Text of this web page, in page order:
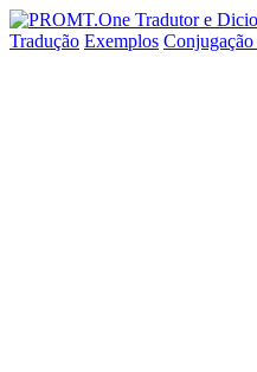
Tradução Exemplos Conjugação